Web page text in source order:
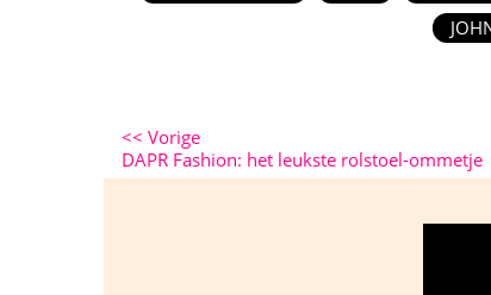
<< Vorige
DAPR Fashion: het leukste rolstoel-ommetje